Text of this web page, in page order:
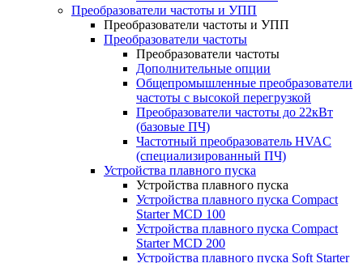
Преобразователи частоты и УПП
Преобразователи частоты и УПП
Преобразователи частоты
Преобразователи частоты
Дополнительные опции
Общепромышленные преобразователи
частоты с высокой перегрузкой
Преобразователи частоты до 22кВт
(базовые ПЧ)
Частотный преобразователь HVAC
(специализированный ПЧ)
Устройства плавного пуска
Устройства плавного пуска
Устройства плавного пуска Compact
Starter MCD 100
Устройства плавного пуска Compact
Starter MCD 200
Устройства плавного пуска Soft Starter